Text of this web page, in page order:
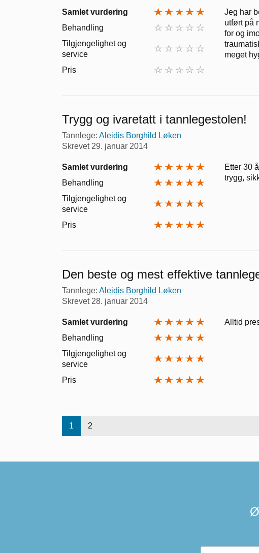
Samlet vurdering
Behandling
Tilgjengelighet og
service
Pris
Jeg har
utført på
for og
meget
Trygg og ivaretatt i tannlegestolen!
Tannlege: Aleidis Borghild Løken
Skrevet 29. januar 2014
Samlet vurdering
Behandling
Tilgjengelighet og
service
Pris
Etter 30
trygg,
Den beste og mest effektive
Tannlege: Aleidis Borghild Løken
Skrevet 28. januar 2014
Samlet vurdering
Behandling
Tilgjengelighet og
service
Pris
Alltid
1 2